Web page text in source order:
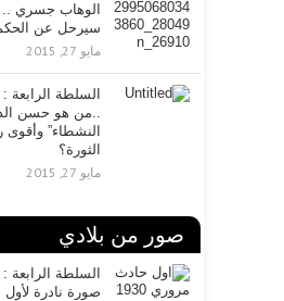
الوهاب جسري
سيرحل عن
مايو 27, 2015
السلطة
..من هو حسن
النشطاء”
الثورة؟
مايو 27, 2015
صور من بلادي
السلطة
صورة نادرة